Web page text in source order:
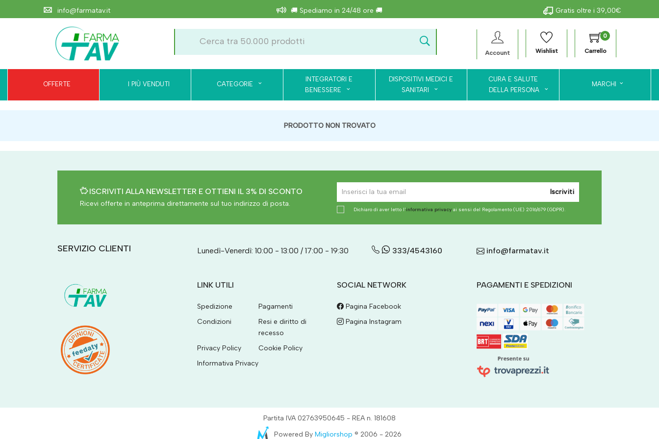
info@farmatav.it 🚚 Spediamo in 24/48 ore 🚚 Gratis oltre i 39,00€
Account Wishlist
0
Carrello
OFFERTE I PIÙ VENDUTI CATEGORIE
INTEGRATORI E
BENESSERE
DISPOSITIVI MEDICI E
SANITARI
CURA E SALUTE
DELLA PERSONA
MARCHI
PRODOTTO NON TROVATO
ISCRIVITI ALLA NEWSLETTER E OTTIENI IL 3% DI SCONTO
Ricevi offerte in anteprima direttamente sul tuo indirizzo di posta.
Iscriviti
Dichiaro di aver letto l'informativa privacy ai sensi del Regolamento (UE) 2016/679 (GDPR).
SERVIZIO CLIENTI Lunedì-Venerdì: 10:00 - 13:00 / 17:00 - 19:30 333/4543160 info@farmatav.it
LINK UTILI
Spedizione
Pagamenti
Condizioni
Resi e diritto di
recesso
Privacy Policy
Cookie Policy
Informativa Privacy
SOCIAL NETWORK
Pagina Facebook
Pagina Instagram
PAGAMENTI E SPEDIZIONI
Partita IVA 02763950645 - REA n. 181608
Powered By Migliorshop ® 2006 - 2026